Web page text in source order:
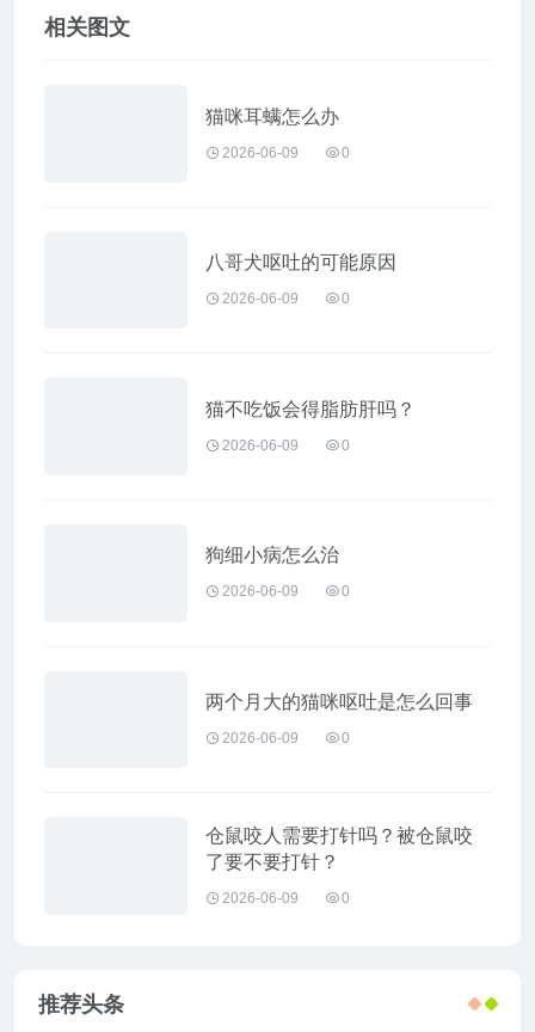
相关图文
猫咪耳螨怎么办
2026-06-09 0
八哥犬呕吐的可能原因
2026-06-09 0
猫不吃饭会得脂肪肝吗？
2026-06-09 0
狗细小病怎么治
2026-06-09 0
两个月大的猫咪呕吐是怎么回事
2026-06-09 0
仓鼠咬人需要打针吗？被仓鼠咬
了要不要打针？
2026-06-09 0
推荐头条